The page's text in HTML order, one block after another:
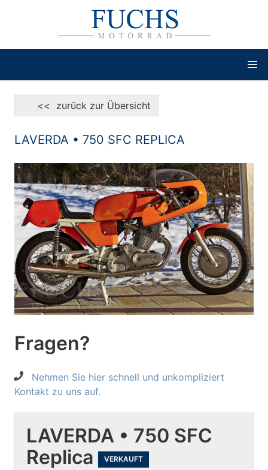
<< zurück zur Übersicht
LAVERDA • 750 SFC REPLICA
Fragen?
Nehmen Sie hier schnell und unkompliziert
Kontakt zu uns auf.
LAVERDA • 750 SFC
Replica
VERKAUFT